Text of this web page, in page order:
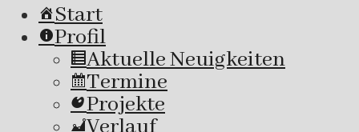
Start
Profil
Aktuelle Neuigkeiten
Termine
Projekte